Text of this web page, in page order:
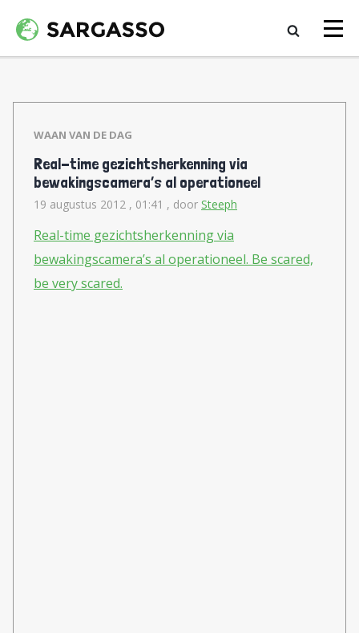
WAAN VAN DE DAG
Real-time gezichtsherkenning via
bewakingscamera’s al operationeel
19 augustus 2012 , 01:41 , door Steeph
Real-time gezichtsherkenning via
bewakingscamera’s al operationeel. Be scared,
be very scared.